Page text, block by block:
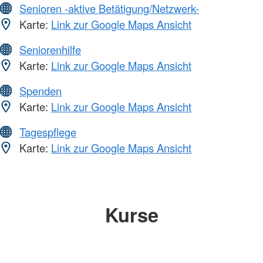
Senioren -aktive Betätigung/Netzwerk-
Karte: Link zur Google Maps Ansicht
Seniorenhilfe
Karte: Link zur Google Maps Ansicht
Spenden
Karte: Link zur Google Maps Ansicht
Tagespflege
Karte: Link zur Google Maps Ansicht
Kurse